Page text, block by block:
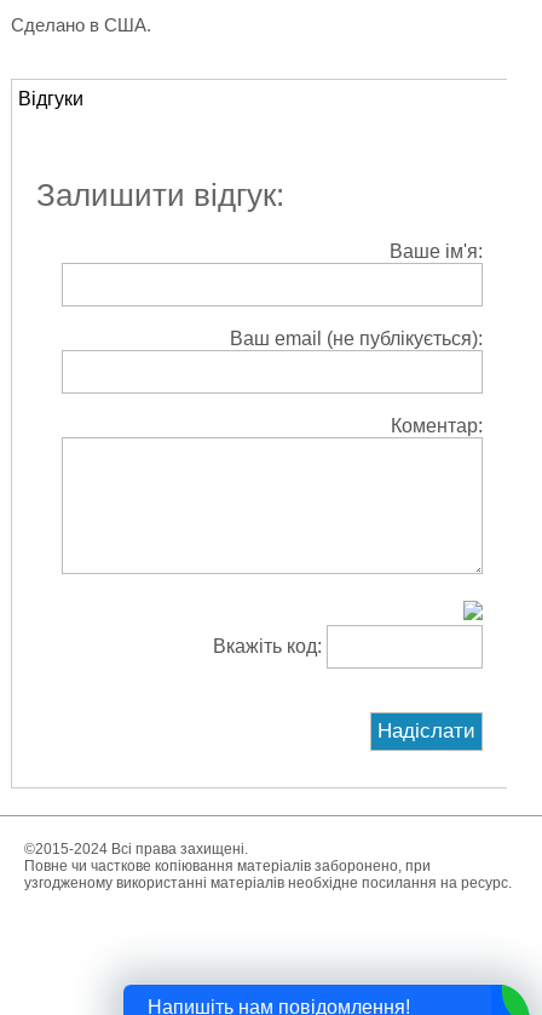
Сделано в США.
Відгуки
Залишити відгук:
Ваше ім'я:
Ваш email (не публікується):
Коментар:
Вкажіть код:
©2015-2024 Всі права захищені.
Повне чи часткове копіювання матеріалів заборонено, при
узгодженому використанні матеріалів необхідне посилання на ресурс.
Напишіть нам повідомлення!